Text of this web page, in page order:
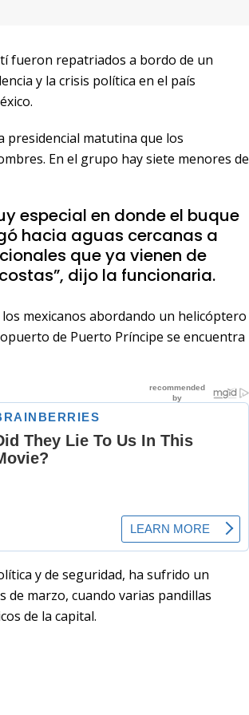
fueron repatriados a bordo de un
y la crisis política en el país
presidencial matutina que los
En el grupo hay siete menores de
especial en donde el buque
hacia aguas cercanas a
que ya vienen de
dijo la funcionaria.
mexicanos abordando un helicóptero
de Puerto Príncipe se encuentra
y de seguridad, ha sufrido un
de marzo, cuando varias pandillas
de la capital.